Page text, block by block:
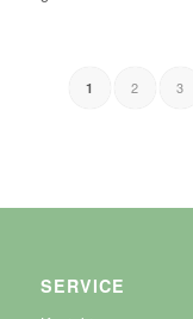
1 2 3
SERVICE